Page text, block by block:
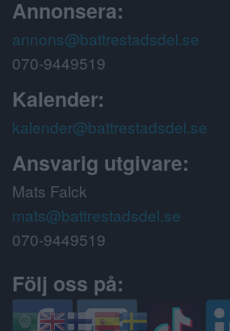
Annonsera:
annons@battrestadsdel.se
070-9449519
Kalender:
kalender@battrestadsdel.se
Ansvarig utgivare:
Mats Falck
mats@battrestadsdel.se
070-9449519
Följ oss på: